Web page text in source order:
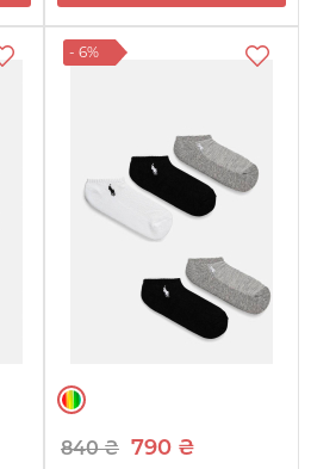
- 6%
840 ₴ 790 ₴